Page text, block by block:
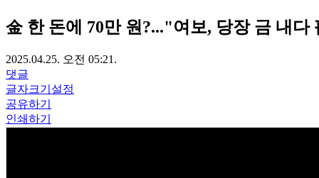
金 한 돈에 70만 원?..."여보, 당장 금 내다
2025.04.25. 오전 05:21.
댓글
글자크기설정
공유하기
인쇄하기